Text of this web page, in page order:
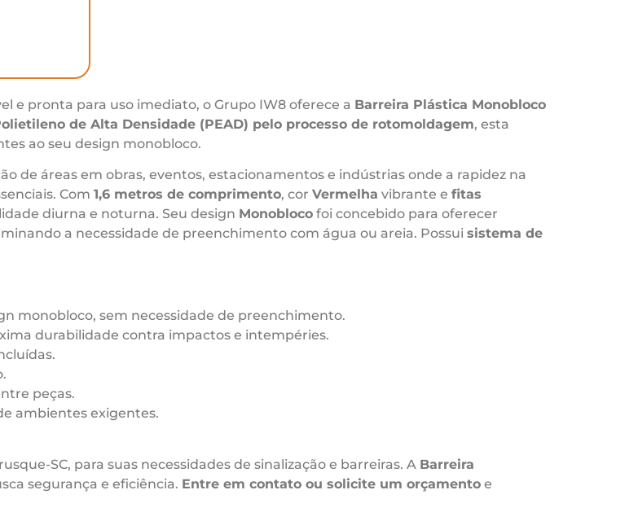
e pronta para uso imediato, o Grupo IW8 oferece a Barreira Plástica Monobloco
de Alta Densidade (PEAD) pelo processo de rotomoldagem, esta
ao seu design monobloco.
de áreas em obras, eventos, estacionamentos e indústrias onde a rapidez na
Com 1,6 metros de comprimento, cor Vermelha vibrante e fitas
diurna e noturna. Seu design Monobloco foi concebido para oferecer
a necessidade de preenchimento com água ou areia. Possui sistema de
monobloco, sem necessidade de preenchimento.
durabilidade contra impactos e intempéries.
peças.
ambientes exigentes.
SC, para suas necessidades de sinalização e barreiras. A Barreira
segurança e eficiência. Entre em contato ou solicite um orçamento e